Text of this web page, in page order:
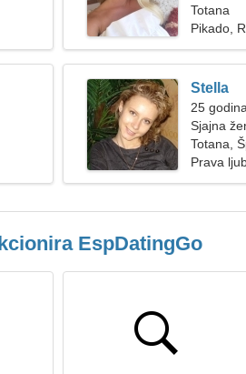
Totana
Pikado,
Stella
25
Sjajna
Totana,
Prava
EspDatingGo